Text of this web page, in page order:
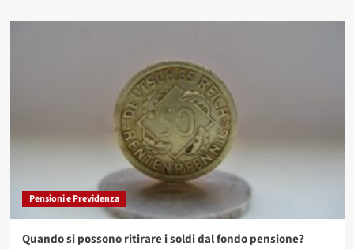
Pensioni e Previdenza
Quando si possono ritirare i soldi dal fondo pensione?